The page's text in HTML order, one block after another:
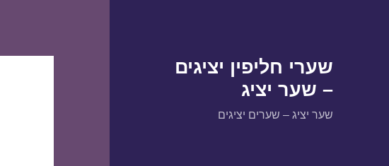
שערי חליפין יציגים
– שער יציג
שער יציג – שערים יציגים